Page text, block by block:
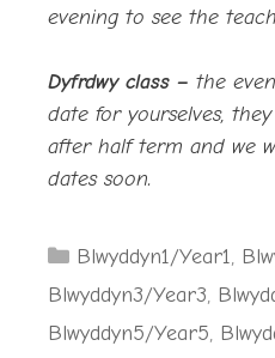
evening to see the
Dyfrdwy class – the
date for yourselves,
after half term and we
dates soon.
Categories
Blwyddyn1/Year1,
Blwyddyn3/Year3,
Blwyddyn5/Year5,